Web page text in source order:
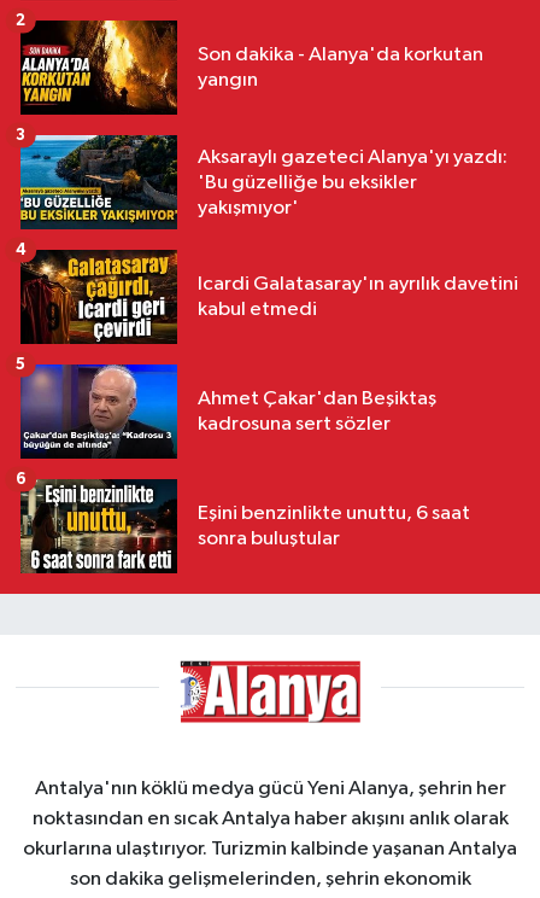
Son dakika - Alanya'da korkutan
yangın
2
Aksaraylı gazeteci Alanya'yı yazdı:
'Bu güzelliğe bu eksikler
yakışmıyor'
3
Icardi Galatasaray'ın ayrılık davetini
kabul etmedi
4
Ahmet Çakar'dan Beşiktaş
kadrosuna sert sözler
5
Eşini benzinlikte unuttu, 6 saat
sonra buluştular
6
Antalya'nın köklü medya gücü Yeni Alanya, şehrin her
noktasından en sıcak Antalya haber akışını anlık olarak
okurlarına ulaştırıyor. Turizmin kalbinde yaşanan Antalya
son dakika gelişmelerinden, şehrin ekonomik